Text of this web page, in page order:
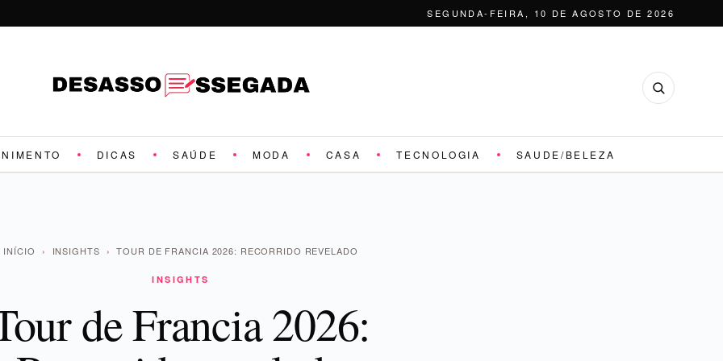
SEGUNDA-FEIRA, 10 DE AGOSTO DE 2026
DICAS SAÚDE MODA CASA TECNOLOGIA SAUDE/BELEZA
INÍCIO › INSIGHTS › TOUR DE FRANCIA 2026: RECORRIDO REVELADO
INSIGHTS
de Francia 2026: